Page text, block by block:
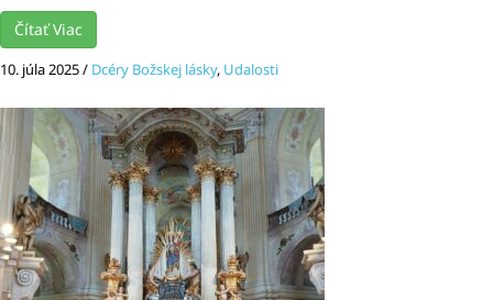
Čítať Viac
10. júla 2025/ Dcéry Božskej lásky, Udalosti